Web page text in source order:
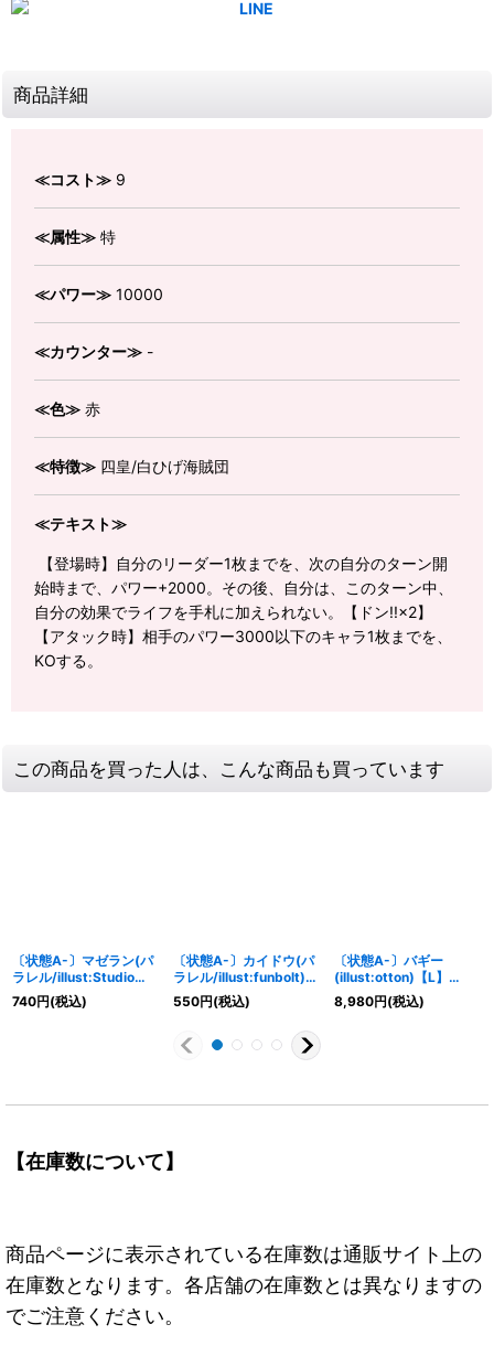
商品詳細
≪コスト≫ 9
≪属性≫ 特
≪パワー≫ 10000
≪カウンター≫ -
≪色≫ 赤
≪特徴≫ 四皇/白ひげ海賊団
≪テキスト≫
【登場時】自分のリーダー1枚までを、次の自分のターン開
始時まで、パワー+2000。その後、自分は、このターン中、
自分の効果でライフを手札に加えられない。【ドン!!×2】
【アタック時】相手のパワー3000以下のキャラ1枚までを、
KOする。
この商品を買った人は、こんな商品も買っています
〔状態A-〕マゼラン(パ
ラレル/illust:Studio
Vigor Co.Ltd)【SR/P】
{OP02-085}
740円(税込)
〔状態A-〕カイドウ(パ
ラレル/illust:funbolt)
【SR/P】{OP04-044}
550円(税込)
〔状態A-〕バギー
(illust:otton)【L】
{OP09-042}
8,980円(税込)
【在庫数について】
商品ページに表示されている在庫数は通販サイト上の
在庫数となります。各店舗の在庫数とは異なりますの
でご注意ください。